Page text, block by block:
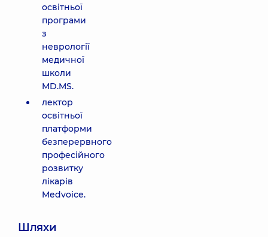
освітньої
програми
з
неврології
медичної
школи
MD.MS.
лектор
освітньої
платформи
безперервного
професійного
розвитку
лікарів
Medvoice.
Шляхи